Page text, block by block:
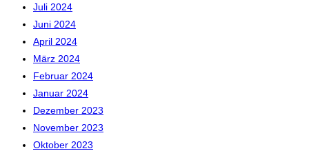
Juli 2024
Juni 2024
April 2024
März 2024
Februar 2024
Januar 2024
Dezember 2023
November 2023
Oktober 2023